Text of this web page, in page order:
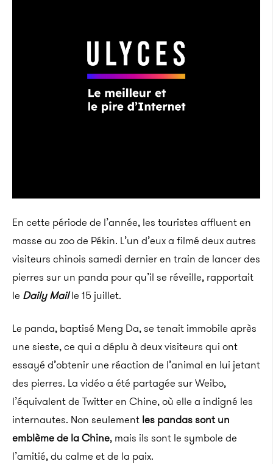
En cette période de l’année, les touristes affluent en
masse au zoo de Pékin. L’un d’eux a filmé deux autres
visiteurs chinois samedi dernier en train de lancer des
pierres sur un panda pour qu’il se réveille, rapportait
le Daily Maille 15 juillet.
Le panda, baptisé Meng Da, se tenait immobile après
une sieste, ce qui a déplu à deux visiteurs qui ont
essayé d’obtenir une réaction de l’animal en lui jetant
des pierres. La vidéo a été partagée sur Weibo,
l’équivalent de Twitter en Chine, où elle a indigné les
internautes. Non seulement les pandas sont un
emblème de la Chine, mais ils sont le symbole de
l’amitié, du calme et de la paix.